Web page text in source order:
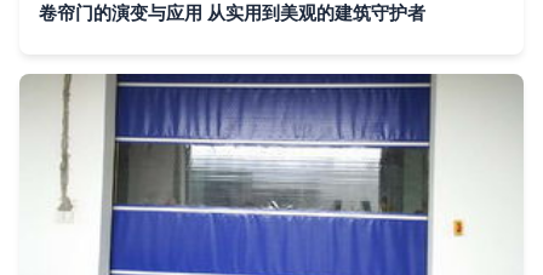
卷帘门的演变与应用 从实用到美观的建筑守护者